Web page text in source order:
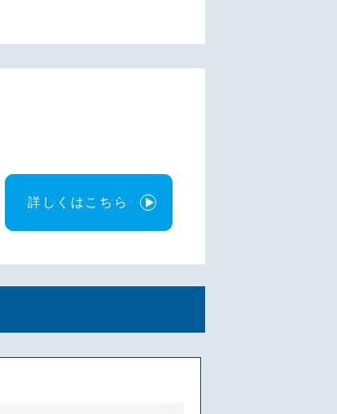
詳しくはこちら